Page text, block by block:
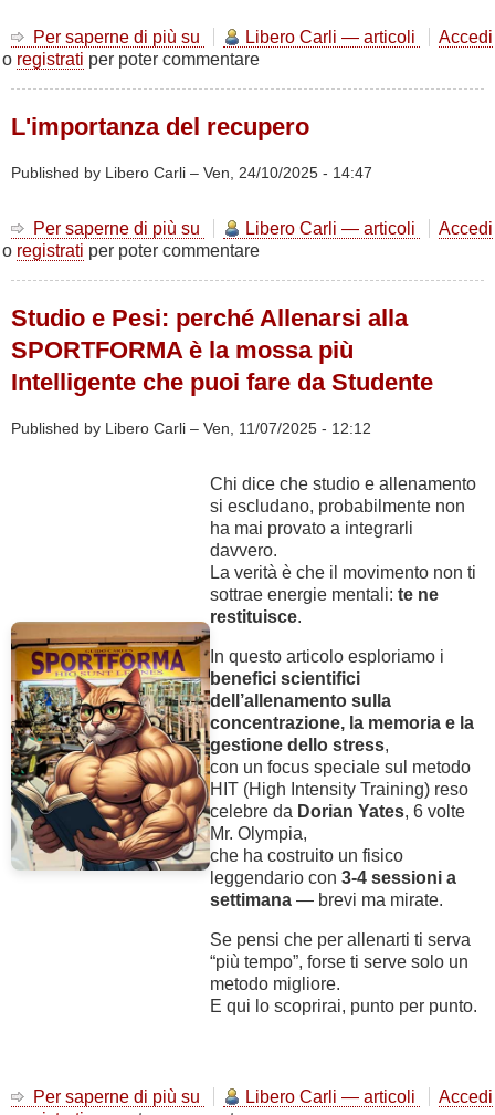
Per saperne di più su
L’irisina:
l’ormone
Libero Carli — articoli
Accedi
o registrati per poter commentare
L'importanza del recupero
Published by Libero Carli – Ven, 24/10/2025 - 14:47
Per saperne di più su
L'importanza
del
Libero Carli — articoli
Accedi
o registrati per poter commentare
Studio e Pesi: perché Allenarsi alla
SPORTFORMA è la mossa più
Intelligente che puoi fare da Studente
Published by Libero Carli – Ven, 11/07/2025 - 12:12
Chi dice che studio e allenamento
si escludano, probabilmente non
ha mai provato a integrarli
davvero.
La verità è che il movimento non ti
sottrae energie mentali: te ne
restituisce.
In questo articolo esploriamo i
benefici scientifici
dell’allenamento sulla
concentrazione, la memoria e la
gestione dello stress,
con un focus speciale sul metodo
HIT (High Intensity Training) reso
celebre da Dorian Yates, 6 volte
Mr. Olympia,
che ha costruito un fisico
leggendario con 3-4 sessioni a
settimana — brevi ma mirate.
Se pensi che per allenarti ti serva
“più tempo”, forse ti serve solo un
metodo migliore.
E qui lo scoprirai, punto per punto.
Per saperne di più su
StudioLibero Carli — articoli
Accedi